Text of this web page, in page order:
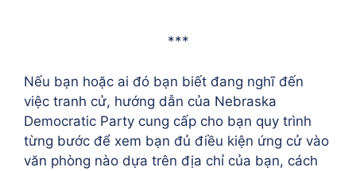
***
Nếu bạn hoặc ai đó bạn biết đang nghĩ đến
việc tranh cử, hướng dẫn của Nebraska
Democratic Party cung cấp cho bạn quy trình
từng bước để xem bạn đủ điều kiện ứng cử vào
văn phòng nào dựa trên địa chỉ của bạn, cách